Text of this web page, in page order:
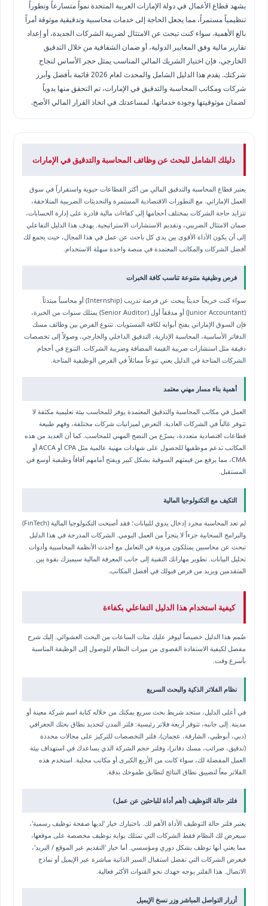
يشهد قطاع الأعمال في دولة الإمارات العربية المتحدة نمواً متسارعاً وتطوراً
تنظيمياً مستمراً، مما يجعل الحاجة إلى خدمات محاسبية وتدقيقية موثوقة أمراً
بالغ الأهمية. سواء كنت تبحث عن الامتثال لضريبة الشركات الجديدة، أو إعداد
تقارير مالية وفق المعايير الدولية، أو ضمان الشفافية من خلال التدقيق
الخارجي، فإن اختيار الشريك المالي المناسب يمثل حجر الأساس لنجاح
شركتك. يقدم هذا الدليل الشامل والمحدث لعام 2026 قائمة بأفضل وأبرز
شركات ومكاتب المحاسبة والتدقيق في الإمارات، تم التحقق منها يدوياً
لضمان موثوقيتها وجودة خدماتها، لمساعدتك في اتخاذ القرار المالي الأصح.
دليلك الشامل للبحث عن وظائف المحاسبة والتدقيق في الإمارات
يعتبر قطاع المحاسبة والتدقيق المالي من أكثر القطاعات حيوية واستقراراً في سوق
العمل الإماراتي. مع التطورات الاقتصادية المستمرة والتحديثات الضريبية المتلاحقة،
تتزايد حاجة الشركات بمختلف أحجامها إلى كفاءات مالية قادرة على إدارة الحسابات،
ضمان الامتثال الضريبي، وتقديم الاستشارات الاستراتيجية. يهدف هذا الدليل التفاعلي
إلى أن يكون الأداة الأقوى بين يدي كل باحث عن عمل في هذا المجال، حيث يجمع لك
أفضل الشركات والمكاتب المعتمدة في منصة واحدة سهلة الاستخدام.
فرص وظيفية متنوعة تناسب كافة الخبرات
سواء كنت خريجاً حديثاً يبحث عن فرصة تدريب (Internship) أو محاسباً مبتدئاً
(Junior Accountant) أو مدققاً أول (Senior Auditor) يمتلك سنوات من الخبرة،
فإن السوق الإماراتي يفتح أبوابه لكافة المستويات. تتنوع الفرص بين وظائف مسك
الدفاتر الأساسية، المحاسبة الإدارية، التدقيق الداخلي والخارجي، وصولاً إلى تخصصات
دقيقة مثل استشارات ضريبة القيمة المضافة وضريبة الشركات. التنوع في أحجام
الشركات المتاحة في الدليل يعني تنوعاً مماثلاً في الفرص الوظيفية المتاحة.
أهمية بناء مسار مهني معتمد
العمل في مكاتب المحاسبة والتدقيق المعتمدة يوفر للمحاسب بيئة تعليمية مكثفة لا
تتوفر غالباً في الشركات العادية. التعرض لميزانيات شركات مختلفة، وفهم طبيعة
قطاعات اقتصادية متعددة، يسرّع من النضج المهني للمحاسب. كما أن العديد من هذه
المكاتب تدعم موظفيها للحصول على شهادات مهنية عالمية مثل CPA أو ACCA أو
CMA، مما يرفع من قيمتهم السوقية بشكل كبير ويفتح أمامهم آفاقاً وظيفية أوسع في
المستقبل.
التكيف مع التكنولوجيا المالية
لم تعد المحاسبة مجرد إدخال يدوي للبيانات؛ فقد أصبحت التكنولوجيا المالية (FinTech)
والبرامج السحابية جزءاً لا يتجزأ من العمل اليومي. الشركات المدرجة في هذا الدليل
تبحث عن محاسبين يمتلكون مرونة في التعامل مع أحدث الأنظمة المحاسبية وأدوات
تحليل البيانات. تطوير مهاراتك التقنية إلى جانب المعرفة المالية سيميزك بقوة بين
المتقدمين ويزيد من فرص قبولك في أفضل المكاتب.
كيفية استخدام هذا الدليل التفاعلي بكفاءة
صُمم هذا الدليل خصيصاً ليوفر عليك مئات الساعات من البحث العشوائي. إليك شرح
مفصل لكيفية الاستفادة القصوى من ميزات النظام للوصول إلى الوظيفة المناسبة
بأسرع وقت.
نظام الفلاتر الذكية والبحث السريع
في أعلى الدليل، ستجد شريط بحث سريع يمكنك من خلاله كتابة اسم شركة معينة أو
مدينة. إلى جانبه، تتوفر أربعة فلاتر رئيسية: فلتر المدن لتحديد نطاق بحثك الجغرافي
(دبي، أبوظبي، الشارقة، عجمان)، فلتر التخصصات للتركيز على مجالات محددة
(تدقيق، ضرائب، مسك دفاتر)، وفلتر حجم الشركة الذي يساعدك في استهداف بيئة
العمل المفضلة لك، سواء كانت من الأربع الكبرى أو مكاتب محلية. استخدم هذه
الفلاتر معاً لتضييق نطاق النتائج لتطابق طموحك بدقة.
فلتر حالة التوظيف (أهم أداة للباحثين عن عمل)
يعتبر فلتر حالة التوظيف الأداة الأهم لك. باختيارك خيار 'لديها صفحة توظيف رسمية'،
سيعرض لك النظام فقط الشركات التي تمتلك بوابة توظيف مخصصة على موقعها،
مما يعني أنها توظف بشكل دوري ومؤسسي. أما خيار 'التقديم عبر الموقع / البريد'،
فيعرض الشركات التي تفضل استقبال السير الذاتية مباشرة عبر الإيميل أو نماذج
الاتصال. هذا الفلتر يوجه جهدك نحو القنوات الأكثر فعالية.
أزرار التواصل المباشر وزر نسخ الإيميل